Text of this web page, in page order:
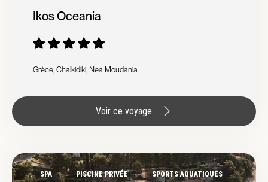
Ikos Oceania
Grèce, Chalkidiki, Nea Moudania
Voir ce voyage
SPA PISCINE PRIVÉE SPORTS AQUATIQUES